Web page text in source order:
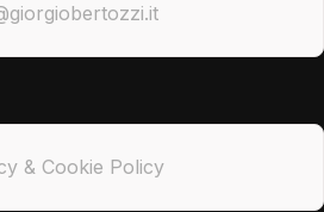
& Cookie Policy